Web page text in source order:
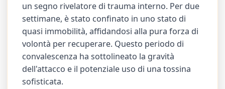
un segno rivelatore di trauma interno. Per due
settimane, è stato confinato in uno stato di
quasi immobilità, affidandosi alla pura forza di
volontà per recuperare. Questo periodo di
convalescenza ha sottolineato la gravità
dell'attacco e il potenziale uso di una tossina
sofisticata.